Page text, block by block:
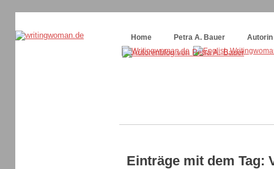
Home
Petra A. Bauer Autorin
Einträge mit dem Tag: